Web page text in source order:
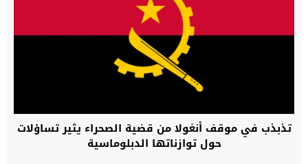
تذبذب في موقف أنغولا من قضية الصحراء يثير تساؤلات
حول توازناتها الدبلوماسية